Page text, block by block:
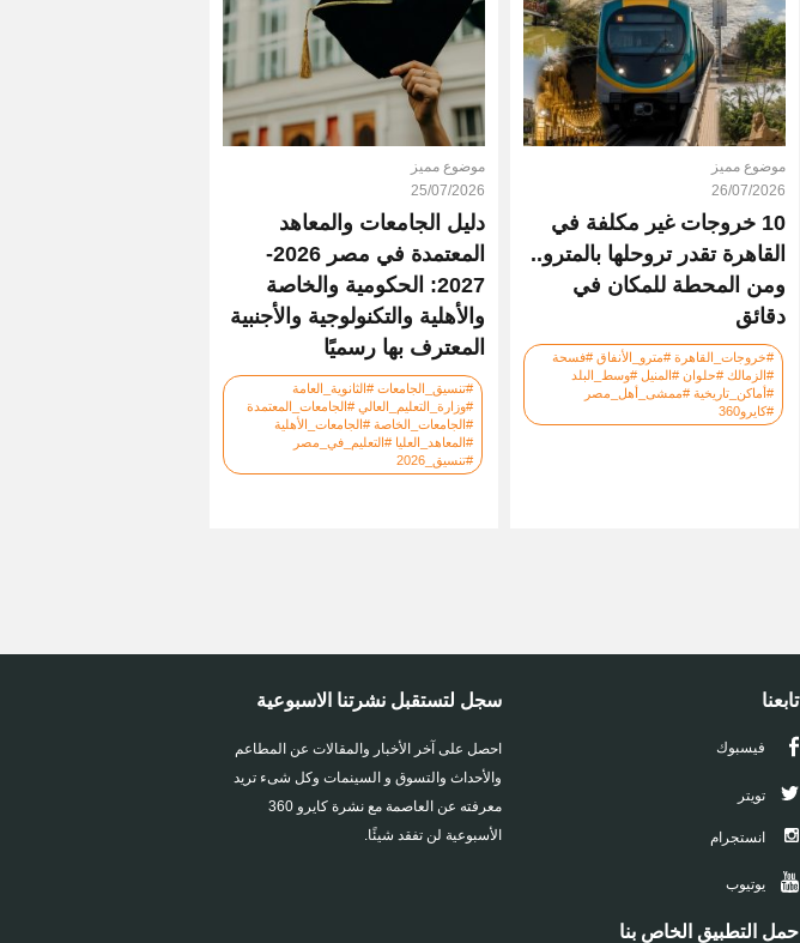
موضوع مميز
26/07/2026
10 خروجات غير مكلفة في
القاهرة تقدر تروحلها بالمترو..
ومن المحطة للمكان في
دقائق
#خروجات_القاهرة #مترو_الأنفاق #فسحة
#الزمالك #حلوان #المنيل #وسط_البلد
#أماكن_تاريخية #ممشى_أهل_مصر
#كايرو360
موضوع مميز
25/07/2026
دليل الجامعات والمعاهد
المعتمدة في مصر 2026-
2027: الحكومية والخاصة
والأهلية والتكنولوجية والأجنبية
المعترف بها رسميًا
#تنسيق_الجامعات #الثانوية_العامة
#وزارة_التعليم_العالي #الجامعات_المعتمدة
#الجامعات_الخاصة #الجامعات_الأهلية
#المعاهد_العليا #التعليم_في_مصر
#تنسيق_2026
تابعنا
فيسبوك
تويتر
انستجرام
يوتيوب
حمل التطبيق الخاص بنا
سجل لتستقبل نشرتنا الاسبوعية
احصل على آخر الأخبار والمقالات عن المطاعم
والأحداث والتسوق و السينمات وكل شىء تريد
معرفته عن العاصمة مع نشرة كايرو 360
الأسبوعية لن تفقد شيئًا.